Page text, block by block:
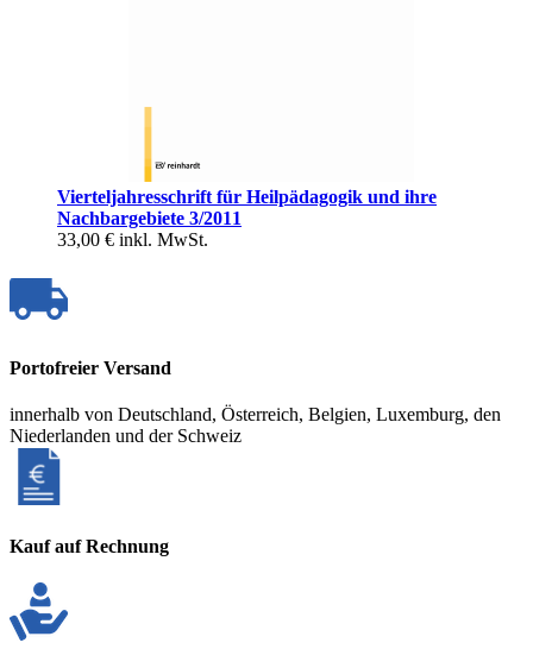
Vierteljahresschrift für Heilpädagogik und ihre
Nachbargebiete 3/2011
33,00 € inkl. MwSt.
Portofreier Versand
innerhalb von Deutschland, Österreich, Belgien, Luxemburg, den
Niederlanden und der Schweiz
Kauf auf Rechnung